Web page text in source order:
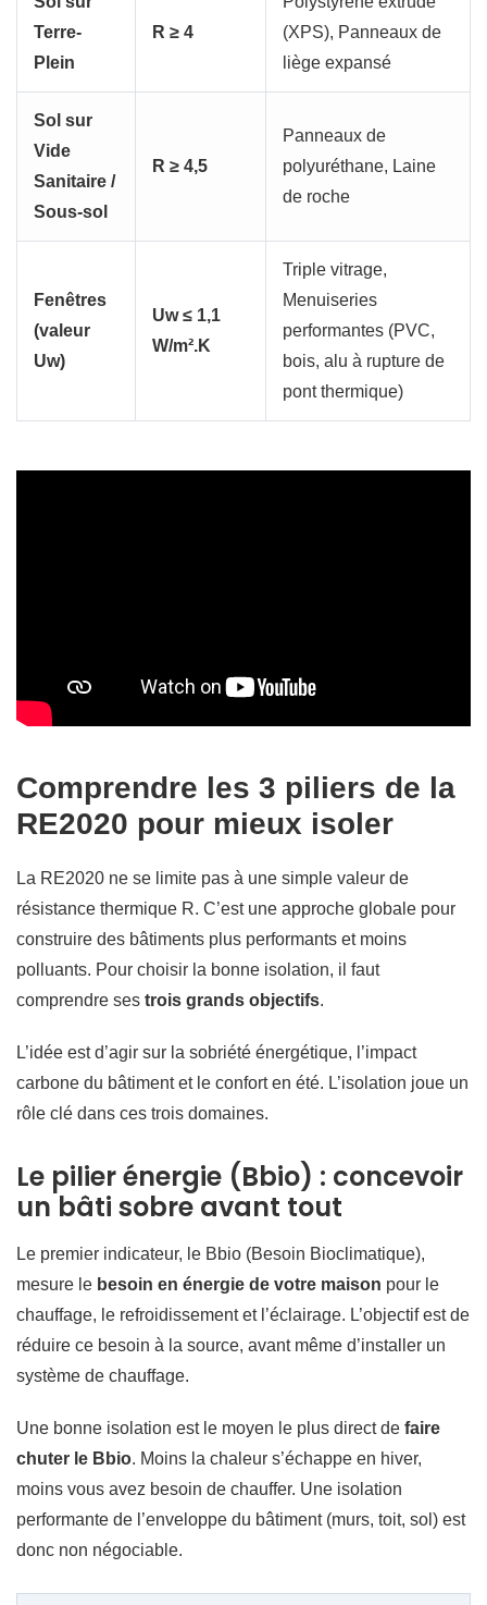
Terre-
Plein
R ≥ 4
(XPS), Panneaux de
liège expansé
Sol sur
Vide
Sanitaire /
Sous-sol
R ≥ 4,5
Panneaux de
polyuréthane, Laine
de roche
Fenêtres
(valeur
Uw)
Uw ≤ 1,1
W/m².K
Triple vitrage,
Menuiseries
performantes (PVC,
bois, alu à rupture de
pont thermique)
Comprendre les 3 piliers de la
RE2020 pour mieux isoler
La RE2020 ne se limite pas à une simple valeur de
résistance thermique R. C’est une approche globale pour
construire des bâtiments plus performants et moins
polluants. Pour choisir la bonne isolation, il faut
comprendre ses trois grands objectifs.
L’idée est d’agir sur la sobriété énergétique, l’impact
carbone du bâtiment et le confort en été. L’isolation joue un
rôle clé dans ces trois domaines.
Le pilier énergie (Bbio) : concevoir
un bâti sobre avant tout
Le premier indicateur, le Bbio (Besoin Bioclimatique),
mesure le besoin en énergie de votre maison pour le
chauffage, le refroidissement et l’éclairage. L’objectif est de
réduire ce besoin à la source, avant même d’installer un
système de chauffage.
Une bonne isolation est le moyen le plus direct de faire
chuter le Bbio. Moins la chaleur s’échappe en hiver,
moins vous avez besoin de chauffer. Une isolation
performante de l’enveloppe du bâtiment (murs, toit, sol) est
donc non négociable.